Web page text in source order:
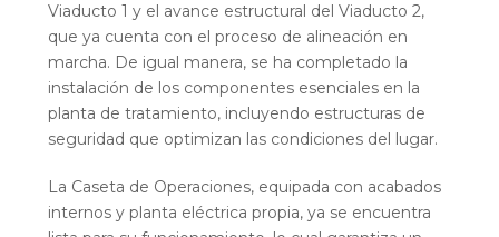
Viaducto 1 y el avance estructural del Viaducto 2,
que ya cuenta con el proceso de alineación en
marcha. De igual manera, se ha completado la
instalación de los componentes esenciales en la
planta de tratamiento, incluyendo estructuras de
seguridad que optimizan las condiciones del lugar.
La Caseta de Operaciones, equipada con acabados
internos y planta eléctrica propia, ya se encuentra